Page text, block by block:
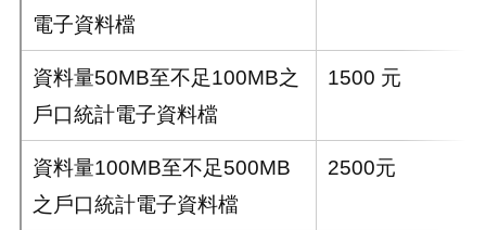
電子資料檔
資料量50MB至不足100MB之
戶口統計電子資料檔
1500 元
資料量100MB至不足500MB
之戶口統計電子資料檔
2500元